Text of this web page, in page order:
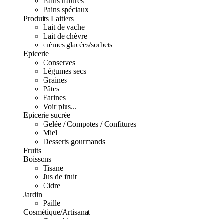
Pains spéciaux
Produits Laitiers
Lait de vache
Lait de chèvre
crèmes glacées/sorbets
Epicerie
Conserves
Légumes secs
Graines
Pâtes
Farines
Voir plus...
Epicerie sucrée
Gelée / Compotes / Confitures
Miel
Desserts gourmands
Fruits
Boissons
Tisane
Jus de fruit
Cidre
Jardin
Paille
Cosmétique/Artisanat